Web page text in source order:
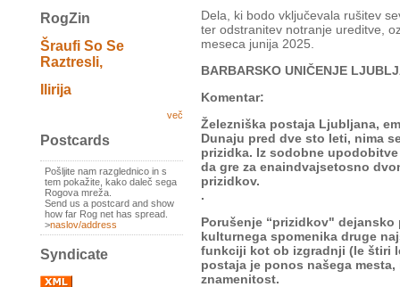
RogZin
Šraufi So Se
Raztresli,
Ilirija
več
Postcards
Pošljite nam razglednico in s
tem pokažite, kako daleč sega
Rogova mreža.
Send us a postcard and show
how far Rog net has spread.
>naslov/address
Syndicate
Dela, ki bodo vključevala rušitev
ter odstranitev notranje ureditve,
meseca junija 2025.
BARBARSKO UNIČENJE
Komentar:
Železniška postaja Ljubljana,
Dunaju pred dve sto leti, nima
prizidka. Iz sodobne
da gre za enaindvajsetosno
prizidkov.
.
Porušenje “prizidkov"
kulturnega spomenika druge
funkciji kot ob izgradnji (le štiri
postaja je ponos našega
znamenitost.